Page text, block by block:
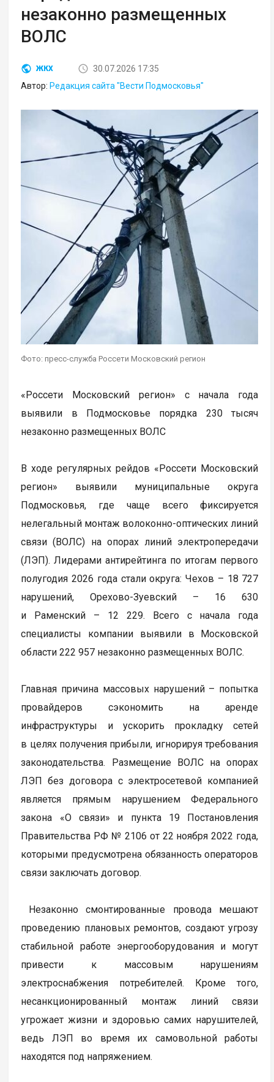
незаконно размещенных
ВОЛС
ЖКХ
30.07.2026 17:35
Автор: Редакция сайта "Вести Подмосковья"
Фото: пресс-служба Россети Московский регион
«Россети Московский регион» с начала года
выявили в Подмосковье порядка 230 тысяч
незаконно размещенных ВОЛС
В ходе регулярных рейдов «Россети Московский
регион» выявили муниципальные округа
Подмосковья, где чаще всего фиксируется
нелегальный монтаж волоконно-оптических линий
связи (ВОЛС) на опорах линий электропередачи
(ЛЭП). Лидерами антирейтинга по итогам первого
полугодия 2026 года стали округа: Чехов – 18 727
нарушений, Орехово-Зуевский – 16 630
и Раменский – 12 229. Всего с начала года
специалисты компании выявили в Московской
области 222 957 незаконно размещенных ВОЛС.
Главная причина массовых нарушений – попытка
провайдеров сэкономить на аренде
инфраструктуры и ускорить прокладку сетей
в целях получения прибыли, игнорируя требования
законодательства. Размещение ВОЛС на опорах
ЛЭП без договора с электросетевой компанией
является прямым нарушением Федерального
закона «О связи» и пункта 19 Постановления
Правительства РФ № 2106 от 22 ноября 2022 года,
которыми предусмотрена обязанность операторов
связи заключать договор.
Незаконно смонтированные провода мешают
проведению плановых ремонтов, создают угрозу
стабильной работе энергооборудования и могут
привести к массовым нарушениям
электроснабжения потребителей. Кроме того,
несанкционированный монтаж линий связи
угрожает жизни и здоровью самих нарушителей,
ведь ЛЭП во время их самовольной работы
находятся под напряжением.